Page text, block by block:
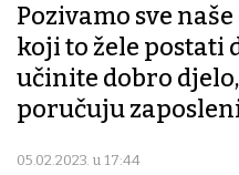
Pozivamo sve
koji to žele postati
učinite dobro
poručuju
05.02.2023. u 17:44